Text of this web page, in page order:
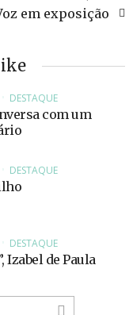
em exposição
DESTAQUE
com um
DESTAQUE
DESTAQUE
Izabel de Paula